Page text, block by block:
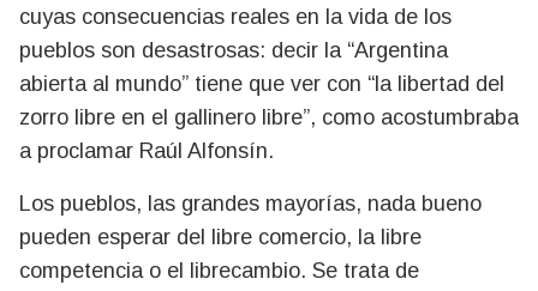
cuyas consecuencias reales en la vida de los
pueblos son desastrosas: decir la “Argentina
abierta al mundo” tiene que ver con “la libertad del
zorro libre en el gallinero libre”, como acostumbraba
a proclamar Raúl Alfonsín.
Los pueblos, las grandes mayorías, nada bueno
pueden esperar del libre comercio, la libre
competencia o el librecambio. Se trata de